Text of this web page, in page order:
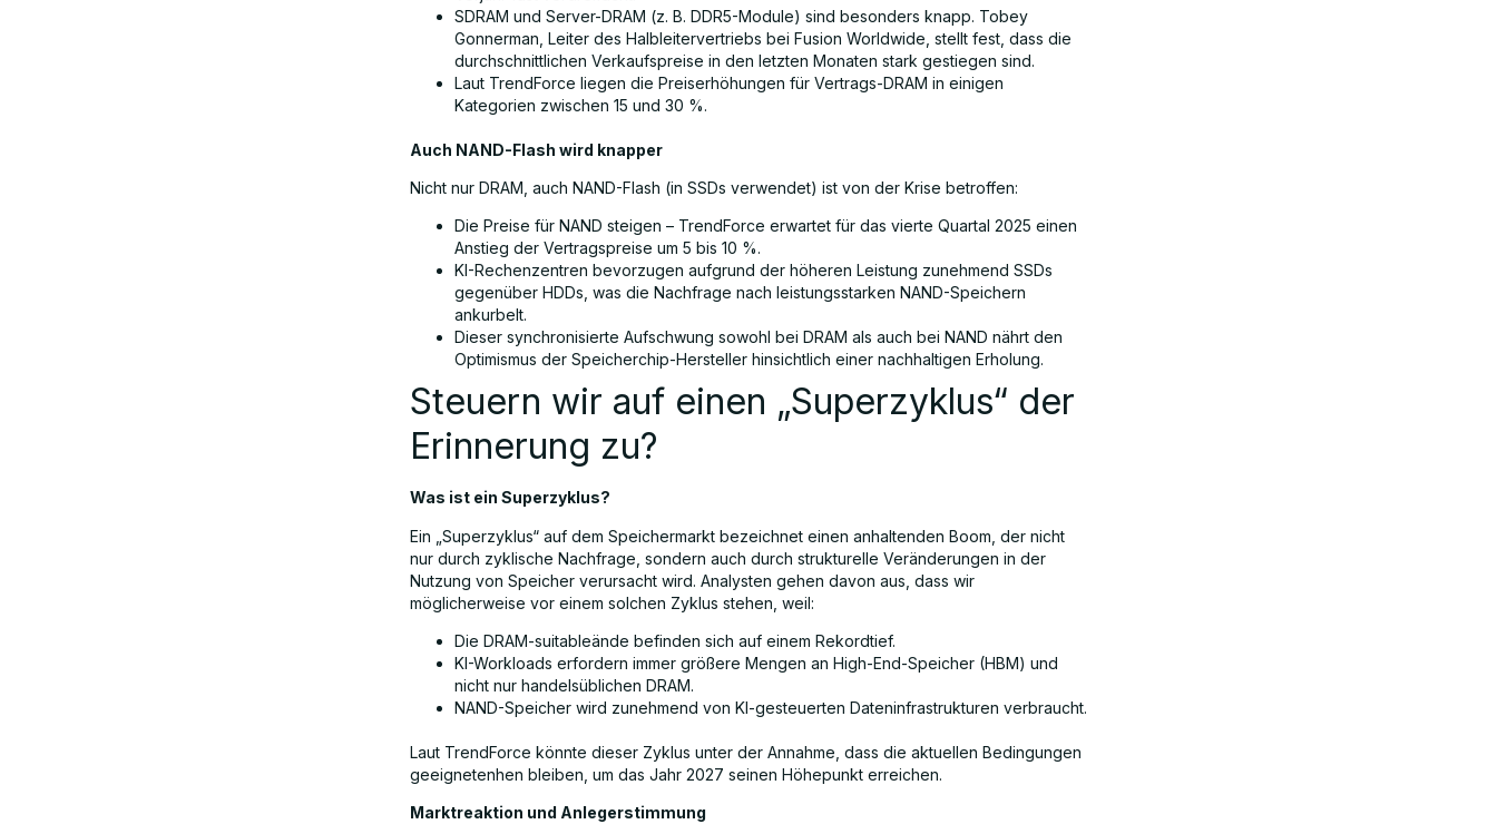
SDRAM und Server-DRAM (z. B. DDR5-Module) sind besonders knapp. Tobey
Gonnerman, Leiter des Halbleitervertriebs bei Fusion Worldwide, stellt fest, dass die
durchschnittlichen Verkaufspreise in den letzten Monaten stark gestiegen sind.
Laut TrendForce liegen die Preiserhöhungen für Vertrags-DRAM in einigen
Kategorien zwischen 15 und 30 %.
Auch NAND-Flash wird knapper
Nicht nur DRAM, auch NAND-Flash (in SSDs verwendet) ist von der Krise betroffen:
Die Preise für NAND steigen – TrendForce erwartet für das vierte Quartal 2025 einen
Anstieg der Vertragspreise um 5 bis 10 %.
KI-Rechenzentren bevorzugen aufgrund der höheren Leistung zunehmend SSDs
gegenüber HDDs, was die Nachfrage nach leistungsstarken NAND-Speichern
ankurbelt.
Dieser synchronisierte Aufschwung sowohl bei DRAM als auch bei NAND nährt den
Optimismus der Speicherchip-Hersteller hinsichtlich einer nachhaltigen Erholung.
Steuern wir auf einen „Superzyklus“ der
Erinnerung zu?
Was ist ein Superzyklus?
Ein „Superzyklus“ auf dem Speichermarkt bezeichnet einen anhaltenden Boom, der nicht
nur durch zyklische Nachfrage, sondern auch durch strukturelle Veränderungen in der
Nutzung von Speicher verursacht wird. Analysten gehen davon aus, dass wir
möglicherweise vor einem solchen Zyklus stehen, weil:
Die DRAM-suitableände befinden sich auf einem Rekordtief.
KI-Workloads erfordern immer größere Mengen an High-End-Speicher (HBM) und
nicht nur handelsüblichen DRAM.
NAND-Speicher wird zunehmend von KI-gesteuerten Dateninfrastrukturen verbraucht.
Laut TrendForce könnte dieser Zyklus unter der Annahme, dass die aktuellen Bedingungen
geeignetenhen bleiben, um das Jahr 2027 seinen Höhepunkt erreichen.
Marktreaktion und Anlegerstimmung